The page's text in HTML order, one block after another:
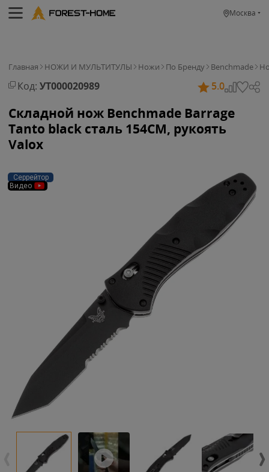
Москва
Главная НОЖИ И МУЛЬТИТУЛЫ Ножи По Бренду Benchmade
Код: УТ000020989 5.0
Складной нож Benchmade Barrage
Tanto black сталь 154CM, рукоять
Valox
Серрейтор
Видео